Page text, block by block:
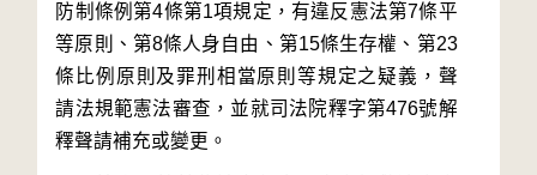
防制條例第4條第1項規定，有違反憲法第7條平
等原則、第8條人身自由、第15條生存權、第23
條比例原則及罪刑相當原則等規定之疑義，聲
請法規範憲法審查，並就司法院釋字第476號解